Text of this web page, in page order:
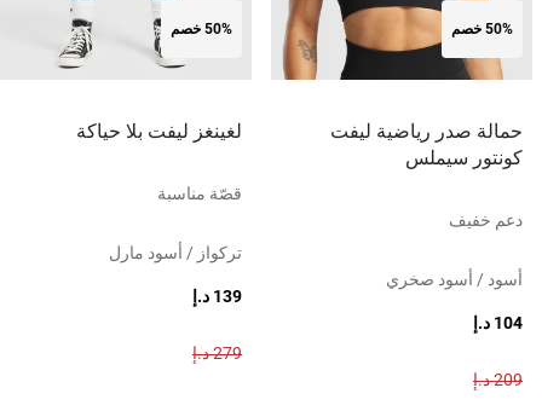
50% خصم
حمالة صدر رياضية ليفت
كونتور سيملس
دعم خفيف
أسود / أسود صخري
104 د.إ
209 د.إ
50% خصم
لغينغز ليفت بلا حياكة
قصّة مناسبة
تركواز / أسود مارل
139 د.إ
279 د.إ